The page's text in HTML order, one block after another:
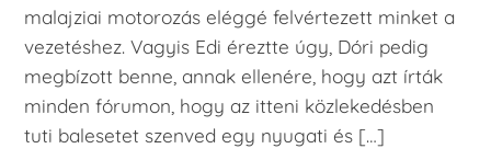
malajziai motorozás eléggé felvértezett minket a
vezetéshez. Vagyis Edi éreztte úgy, Dóri pedig
megbízott benne, annak ellenére, hogy azt írták
minden fórumon, hogy az itteni közlekedésben
tuti balesetet szenved egy nyugati és […]